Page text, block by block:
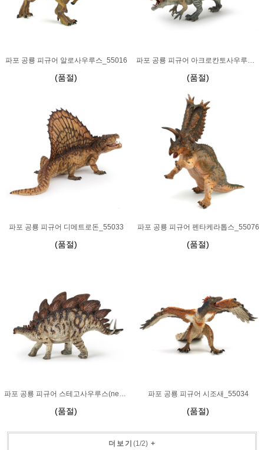
파포 공룡 피규어 알로사우루스_55016
(품절)
파포 공룡 피규어 아크로칸토사우루스_55062
(품절)
파포 공룡 피규어 디메트로돈_55033
(품절)
파포 공룡 피규어 펜타케라톱스_55076
(품절)
파포 공룡 피규어 스테고사우루스(new)_55079
(품절)
파포 공룡 피규어 시조새_55034
(품절)
더보기 (1/2)+